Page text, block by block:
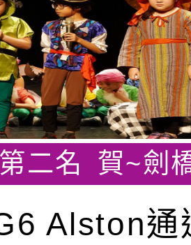
賀~劍橋英
Alston通